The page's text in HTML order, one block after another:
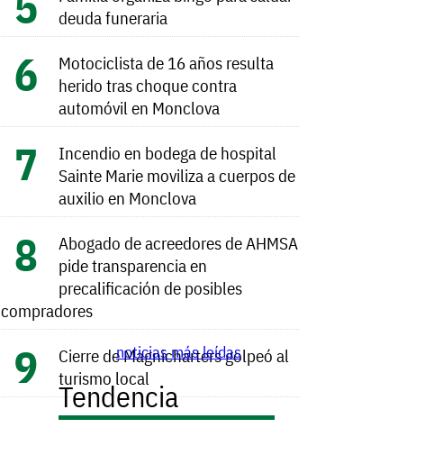
deuda funeraria
Motociclista de 16 años resulta
herido tras choque contra
automóvil en Monclova
Incendio en bodega de hospital
Sainte Marie moviliza a cuerpos de
auxilio en Monclova
Abogado de acreedores de AHMSA
pide transparencia en
precalificación de posibles
compradores
Cierre de Magnicharters golpeó al
turismo local
noticias más leídas
Tendencia